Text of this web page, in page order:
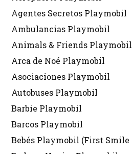
Agentes Secretos Playmobil
Ambulancias Playmobil
Animals & Friends Playmobil
Arca de Noé Playmobil
Asociaciones Playmobil
Autobuses Playmobil
Barbie Playmobil
Barcos Playmobil
Bebés Playmobil (First Smile